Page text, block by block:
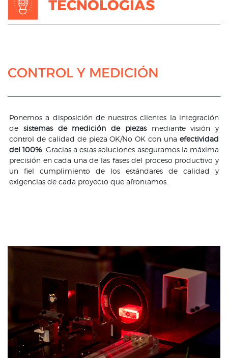
TECNOLOGÍAS
CONTROL Y MEDICIÓN
Ponemos a disposición de nuestros clientes la integración
de sistemas de medición de piezasmediante visión y
control de calidad de pieza OK/No OK con una efectividad
del 100% . Gracias a estas soluciones aseguramos la máxima
precisión en cada una de las fases del proceso productivo y
un fiel cumplimiento de los estándares de calidad y
exigencias de cada proyecto que afrontamos.